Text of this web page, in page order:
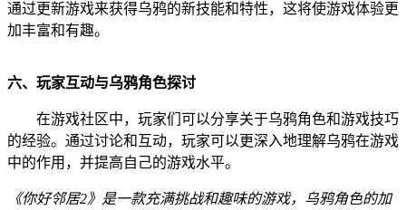
通过更新游戏来获得乌鸦的新技能和特性，这将使游戏体验更
加丰富和有趣。
六、玩家互动与乌鸦角色探讨
在游戏社区中，玩家们可以分享关于乌鸦角色和游戏技巧
的经验。通过讨论和互动，玩家可以更深入地理解乌鸦在游戏
中的作用，并提高自己的游戏水平。
《你好邻居2》是一款充满挑战和趣味的游戏，乌鸦角色的加